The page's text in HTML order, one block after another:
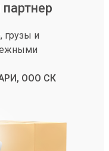
грузы и
ООО СК